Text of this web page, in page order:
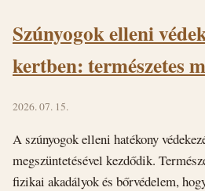
Szúnyogok elleni
kertben: természetes
2026. 07. 15.
A szúnyogok elleni hatékony
megszüntetésével kezdődik.
fizikai akadályok és bőrvédelem,